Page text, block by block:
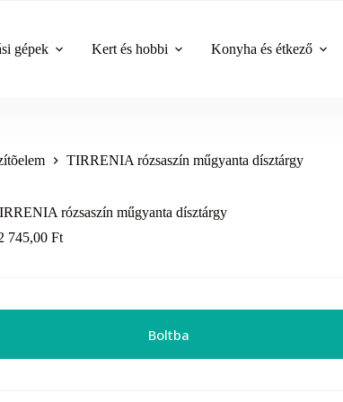
gépek Kert és hobbi Konyha és étkező
TIRRENIA rózsaszín műgyanta dísztárgy
rózsaszín műgyanta dísztárgy
745,00Ft
Boltba